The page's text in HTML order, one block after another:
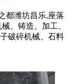
都潍坊昌乐,座落
、铸造、加工、
破碎机械、石料